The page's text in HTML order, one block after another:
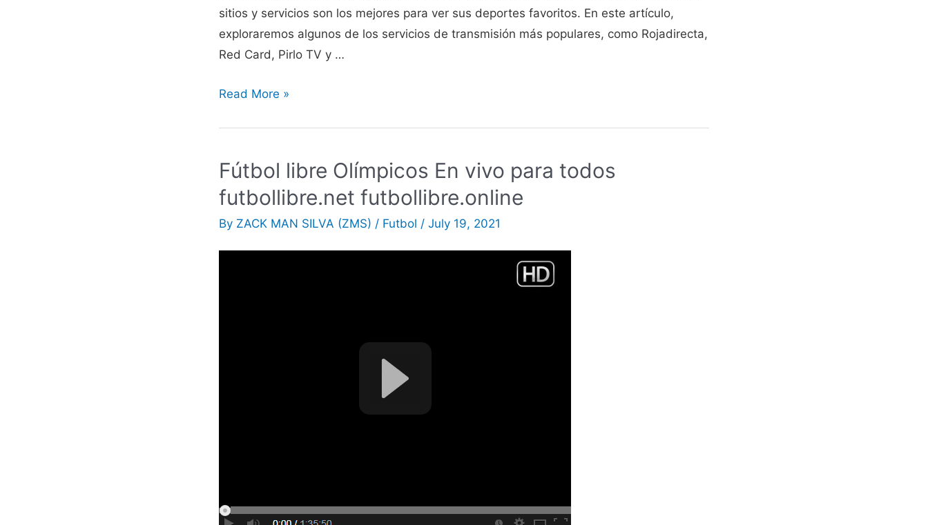
sitios y servicios son los mejores para ver sus deportes favoritos. En este artículo,
exploraremos algunos de los servicios de transmisión más populares, como Rojadirecta,
Red Card, Pirlo TV y …
Rojadirecta,
tv
NBA,
NFL,
Read More »
Fútbol libre Olímpicos En vivo para todos
futbollibre.net futbollibre.online
By ZACK MAN SILVA (ZMS) / Futbol / July 19, 2021